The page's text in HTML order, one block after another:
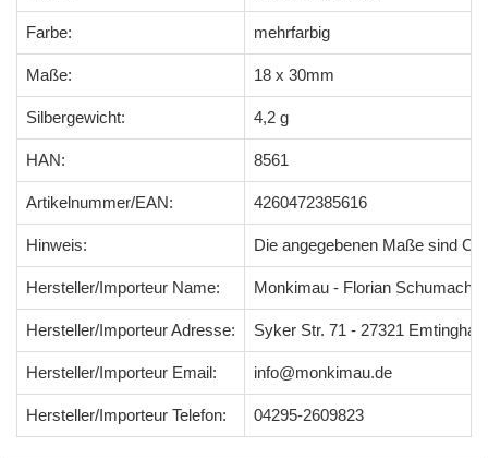
Farbe: mehrfarbig
Maße: 18 x 30mm
Silbergewicht: 4,2 g
HAN: 8561
Artikelnummer/EAN: 4260472385616
Hinweis: Die angegebenen Maße sind
Hersteller/Importeur Name: Monkimau - Florian Schumacher
Hersteller/Importeur Adresse: Syker Str. 71 - 27321
Hersteller/Importeur Email: info@monkimau.de
Hersteller/Importeur Telefon: 04295-2609823